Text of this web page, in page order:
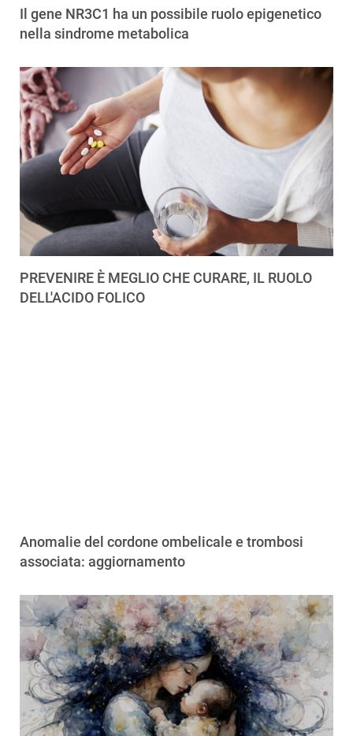
Il gene NR3C1 ha un possibile ruolo epigenetico
nella sindrome metabolica
PREVENIRE È MEGLIO CHE CURARE, IL RUOLO
DELL'ACIDO FOLICO
Anomalie del cordone ombelicale e trombosi
associata: aggiornamento